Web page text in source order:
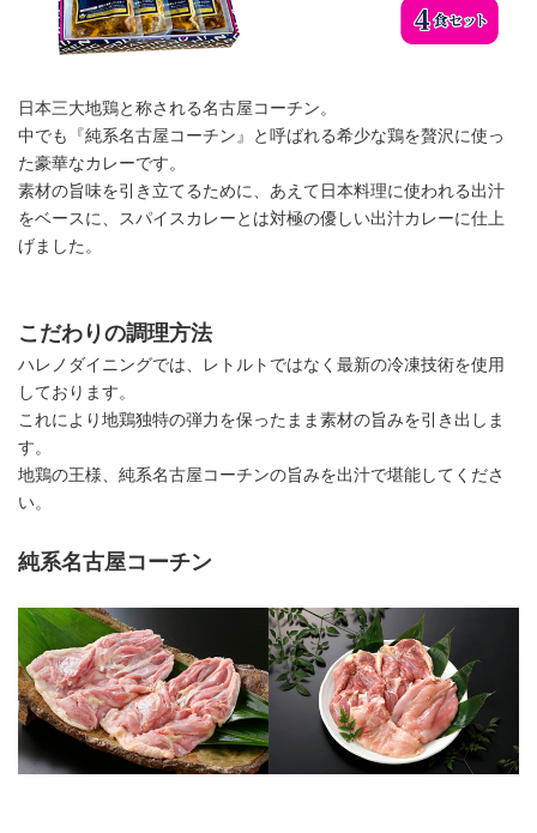
日本三大地鶏と称される名古屋コーチン。
中でも『純系名古屋コーチン』と呼ばれる希少な鶏を贅沢に使っ
た豪華なカレーです。
素材の旨味を引き立てるために、あえて日本料理に使われる出汁
をベースに、スパイスカレーとは対極の優しい出汁カレーに仕上
げました。
こだわりの調理方法
ハレノダイニングでは、レトルトではなく最新の冷凍技術を使用
しております。
これにより地鶏独特の弾力を保ったまま素材の旨みを引き出しま
す。
地鶏の王様、純系名古屋コーチンの旨みを出汁で堪能してくださ
い。
純系名古屋コーチン